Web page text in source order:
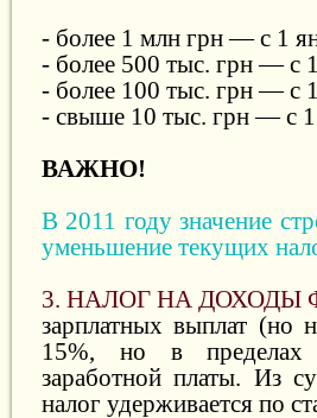
- более 1 млн грн — с 1
- более 500 тыс. грн — с
- более 100 тыс. грн — с
- свыше 10 тыс. грн — с 1
ВАЖНО!
В 2011 году значение
уменьшение текущих
3. НАЛОГ НА
зарплатных выплат (но
15%, но в пределах
заработной платы. Из
налог удерживается по